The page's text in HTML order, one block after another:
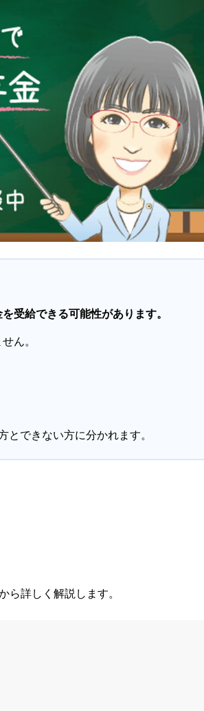
受給できる可能性があります。
ん。
とできない方に分かれます。
ら詳しく解説します。